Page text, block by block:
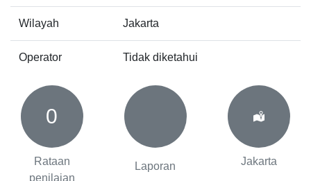
Wilayah Jakarta
Operator Tidak diketahui
0
Rataan
penilaian
Laporan Jakarta